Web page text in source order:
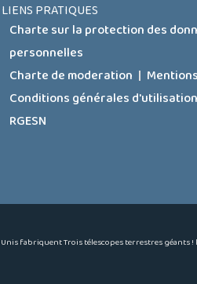
LIENS PRATIQUES
Charte sur la protection des
personnelles
Charte de moderation
Conditions générales d'utilisation
RGESN
Unis fabriquent Trois télescopes terrestres géants